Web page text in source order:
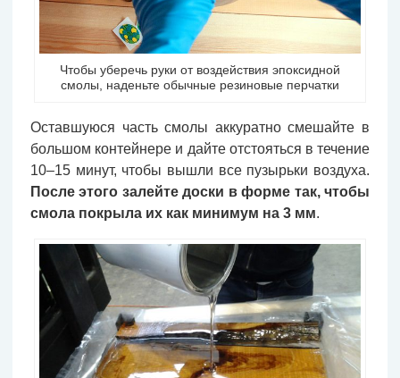
Чтобы уберечь руки от воздействия эпоксидной
смолы, наденьте обычные резиновые перчатки
Оставшуюся часть смолы аккуратно смешайте в
большом контейнере и дайте отстояться в течение
10–15 минут, чтобы вышли все пузырьки воздуха.
После этого залейте доски в форме так, чтобы
смола покрыла их как минимум на 3 мм.